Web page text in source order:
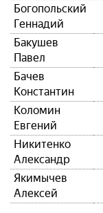
Богопольский
Геннадий
Бакушев
Павел
Бачев
Константин
Коломин
Евгений
Никитенко
Александр
Якимычев
Алексей